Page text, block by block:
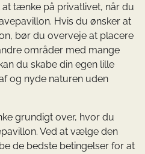
tænke på privatlivet, når du
Hvis du ønsker at
bør du overveje at placere
områder med mange
du skabe din egen lille
og nyde naturen uden
grundigt over, hvor du
Ved at vælge den
de bedste betingelser for at